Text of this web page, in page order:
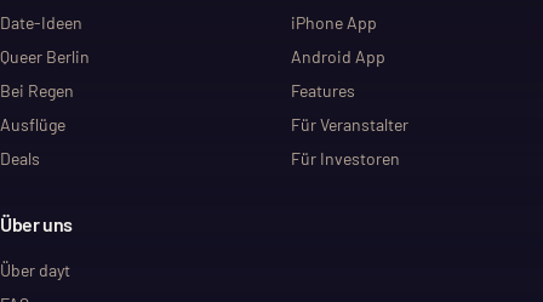
Date-Ideen
Queer Berlin
Bei Regen
Ausflüge
Deals
iPhone App
Android App
Features
Für Veranstalter
Für Investoren
Über uns
Über dayt